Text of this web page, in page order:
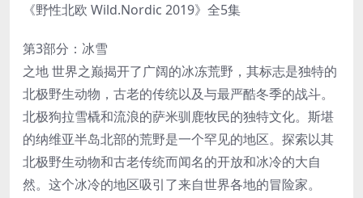
《野性北欧 Wild.Nordic 2019》全5集
第3部分：冰雪
之地 世界之巅揭开了广阔的冰冻荒野，其标志是独特的
北极野生动物，古老的传统以及与最严酷冬季的战斗。
北极狗拉雪橇和流浪的萨米驯鹿牧民的独特文化。斯堪
的纳维亚半岛北部的荒野是一个罕见的地区。探索以其
北极野生动物和古老传统而闻名的开放和冰冷的大自
然。这个冰冷的地区吸引了来自世界各地的冒险家。